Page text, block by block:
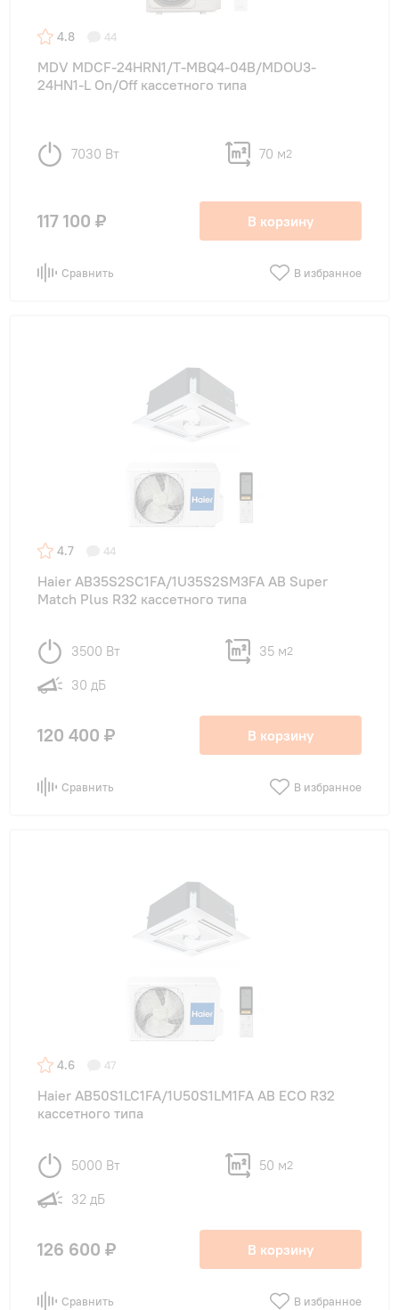
4.8 44
MDV MDCF-24HRN1/T-MBQ4-04B/MDOU3-
24HN1-L On/Off кассетного типа
7030 Вт 70 м2
117 100 ₽ В корзину
Сравнить В избранное
4.7 44
Haier AB35S2SC1FA/1U35S2SM3FA AB Super
Match Plus R32 кассетного типа
3500 Вт 35 м2
30 дБ
120 400 ₽ В корзину
Сравнить В избранное
4.6 47
Haier AB50S1LC1FA/1U50S1LM1FA AB ECO R32
кассетного типа
5000 Вт 50 м2
32 дБ
126 600 ₽ В корзину
Сравнить В избранное